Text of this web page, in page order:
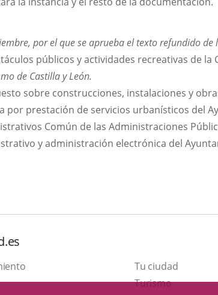
por el que se aprueba el texto refundido de
públicos y actividades recreativas de la
de Castilla y León.
sobre construcciones, instalaciones y
por prestación de servicios urbanísticos del
Común de las Administraciones
y administración electrónica del
Tu ciudad
TurismoEste